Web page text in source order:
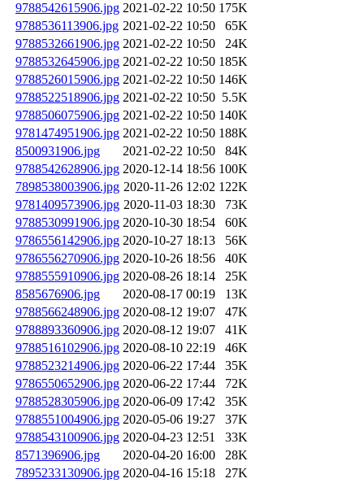
9788542615906.jpg 2021-02-22 10:50 175K
9788536113906.jpg 2021-02-22 10:50
65K
9788532661906.jpg 2021-02-22 10:50
24K
9788532645906.jpg 2021-02-22 10:50 185K
9788526015906.jpg 2021-02-22 10:50 146K
9788522518906.jpg 2021-02-22 10:50 5.5K
9788506075906.jpg 2021-02-22 10:50 140K
9781474951906.jpg 2021-02-22 10:50 188K
8500931906.jpg
2021-02-22 10:50
84K
9788542628906.jpg 2020-12-14 18:56 100K
7898538003906.jpg 2020-11-26 12:02 122K
9781409573906.jpg 2020-11-03 18:30
73K
9788530991906.jpg 2020-10-30 18:54
60K
9786556142906.jpg 2020-10-27 18:13
56K
9786556270906.jpg 2020-10-26 18:56
40K
9788555910906.jpg 2020-08-26 18:14
25K
8585676906.jpg
2020-08-17 00:19
13K
9788566248906.jpg 2020-08-12 19:07
47K
9788893360906.jpg 2020-08-12 19:07
41K
9788516102906.jpg 2020-08-10 22:19
46K
9788523214906.jpg 2020-06-22 17:44
35K
9786550652906.jpg 2020-06-22 17:44
72K
9788528305906.jpg 2020-06-09 17:42
35K
9788551004906.jpg 2020-05-06 19:27
37K
9788543100906.jpg 2020-04-23 12:51
33K
8571396906.jpg
2020-04-20 16:00
28K
7895233130906.jpg 2020-04-16 15:18
27K